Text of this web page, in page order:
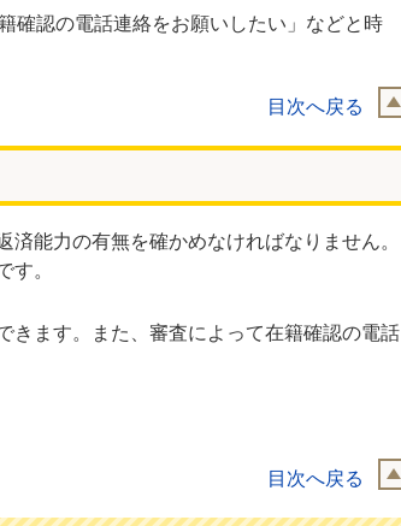
確認の電話連絡をお願いしたい」などと時
目次へ戻る
能力の有無を確かめなければなりません。
す。
きます。また、審査によって在籍確認の電話
目次へ戻る